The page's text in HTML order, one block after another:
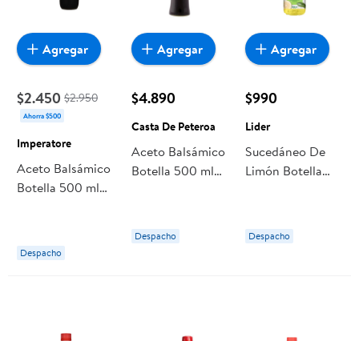
$2.450 $2.950
Ahorra $500
Imperatore
Aceto Balsámico
Botella 500 ml
Despacho
Agregar
$4.890
Casta De Peteroa
Aceto Balsámico
Botella 500 ml
Despacho
Agregar
$990
Lider
Sucedáneo De
Limón Botella
Despacho
Agregar